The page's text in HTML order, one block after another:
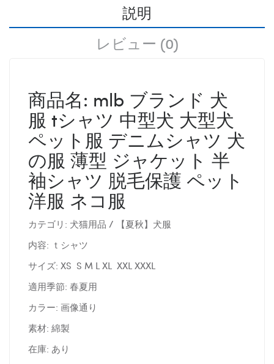
説明
レビュー (0)
商品名: mlb ブランド 犬
服 tシャツ 中型犬 大型犬
ペット服 デニムシャツ 犬
の服 薄型 ジャケット 半
袖シャツ 脱毛保護 ペット
洋服 ネコ服
カテゴリ: 犬猫用品 / 【夏秋】犬服
内容: ｔシャツ
サイズ: XS S M L XL XXL XXXL
適用季節: 春夏用
カラー: 画像通り
素材: 綿製
在庫: あり